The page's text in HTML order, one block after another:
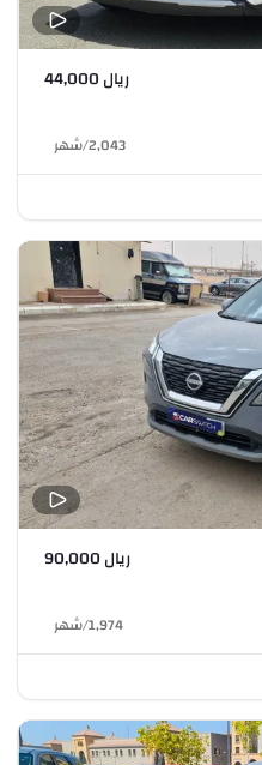
ريال 44,000
2,043
/شهر
ريال 90,000
1,974
/شهر